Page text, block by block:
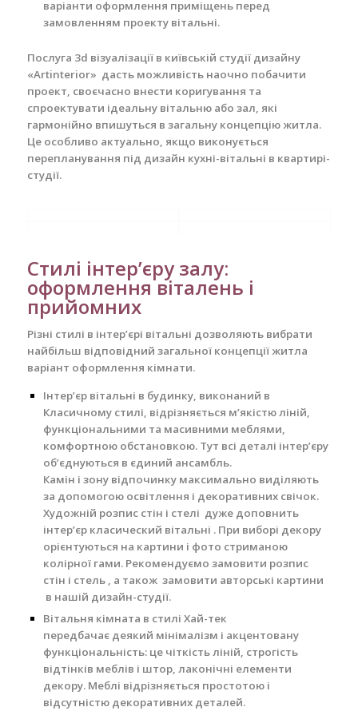
варіанти оформлення приміщень перед
замовленням проекту вітальні.
Послуга 3d візуалізації в київській студії дизайну
«Artinterior» дасть можливість наочно побачити
проект, своєчасно внести коригування та
спроектувати ідеальну вітальню або зал, які
гармонійно впишуться в загальну концепцію житла.
Це особливо актуально, якщо виконується
перепланування під дизайн кухні-вітальні в квартирі-
студії.
Стилі інтер’єру залу:
оформлення віталень і
прийомних
Різні стилі в інтер’єрі вітальні дозволяють вибрати
найбільш відповідний загальної концепції житла
варіант оформлення кімнати.
Інтер’єр вітальні в будинку, виконаний в
Класичному стилі, відрізняється м’якістю ліній,
функціональними та масивними меблями,
комфортною обстановкою. Тут всі деталі інтер’єру
об’єднуються в єдиний ансамбль.
Камін і зону відпочинку максимально виділяють
за допомогою освітлення і декоративних свічок.
Художній розпис стін і стелі дуже доповнить
інтер’єр класический вітальні . При виборі декору
орієнтуються на картини і фото стриманою
колірної гами. Рекомендуємо замовити розпис
стін і стель , а також замовити авторські картини
в нашій дизайн-студії.
Вітальня кімната в стилі Хай-тек
передбачає деякий мінімалізм і акцентовану
функціональність: це чіткість ліній, строгість
відтінків меблів і штор, лаконічні елементи
декору. Меблі відрізняється простотою і
відсутністю декоративних деталей.